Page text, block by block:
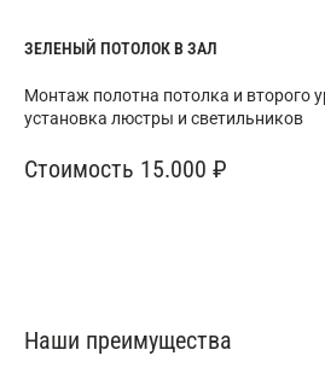
ЗЕЛЕНЫЙ ПОТОЛОК В ЗАЛ
Монтаж полотна потолка и второго
установка люстры и светильников
Стоимость 15.000 ₽
Наши преимущества